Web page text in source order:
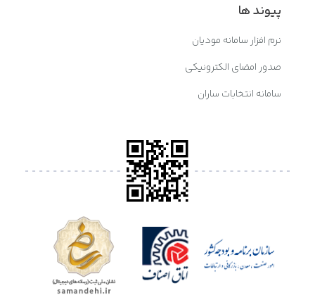
پیوند ها
نرم افزار سامانه مودیان
صدور امضای الکترونیکی
سامانه انتخابات ساران